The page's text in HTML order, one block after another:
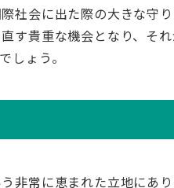
社会に出た際の大きな守
す貴重な機会となり、そ
しょう。
非常に恵まれた立地にあり